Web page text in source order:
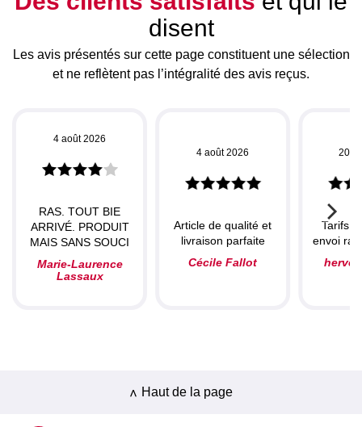
disent
Les avis présentés sur cette page constituent une sélection
et ne reflètent pas l’intégralité des avis reçus.
4 août 2026
RAS. TOUT BIE
ARRIVÉ. PRODUIT
MAIS SANS SOUCI
Marie-Laurence
Lassaux
4 août 2026
Article de qualité et
livraison parfaite
Cécile Fallot
20
Tarifs
envoi
herve
Haut de la page